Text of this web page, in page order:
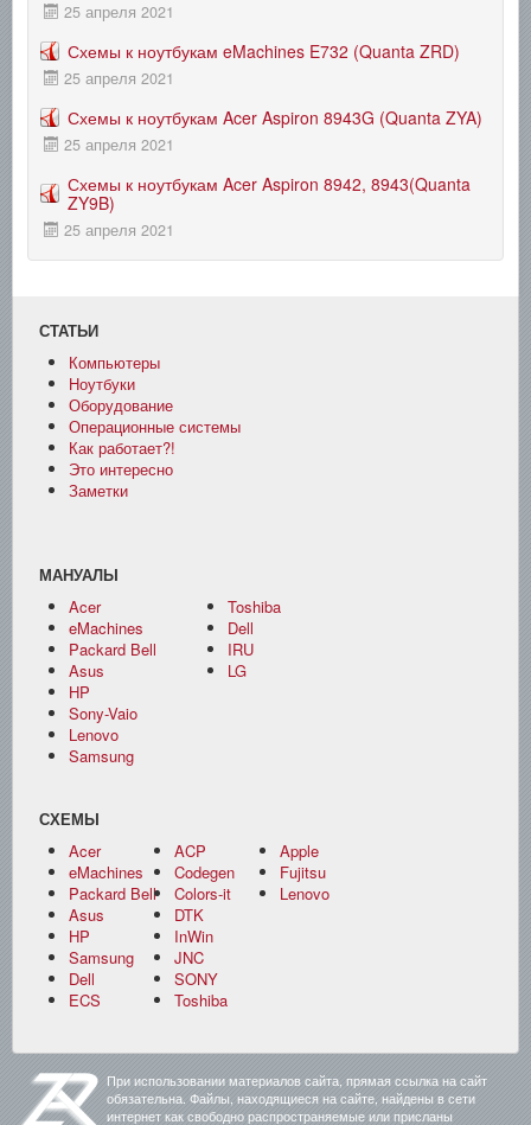
25 апреля 2021
Схемы к ноутбукам eMachines E732 (Quanta ZRD)
25 апреля 2021
Схемы к ноутбукам Acer Aspiron 8943G (Quanta ZYA)
25 апреля 2021
Схемы к ноутбукам Acer Aspiron 8942, 8943(Quanta
ZY9B)
25 апреля 2021
СТАТЬИ
Компьютеры
Ноутбуки
Оборудование
Операционные системы
Как работает?!
Это интересно
Заметки
МАНУАЛЫ
Acer
eMachines
Packard Bell
Asus
HP
Sony-Vaio
Lenovo
Samsung
Toshiba
Dell
IRU
LG
СХЕМЫ
Acer
eMachines
Packard Bell
Asus
HP
Samsung
Dell
ECS
ACP
Codegen
Colors-it
DTK
InWin
JNC
SONY
Toshiba
Apple
Fujitsu
Lenovo
При использовании материалов сайта, прямая ссылка на сайт
обязательна. Файлы, находящиеся на сайте, найдены в сети
интернет как свободно распространяемые или присланы